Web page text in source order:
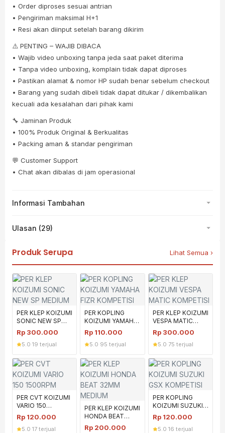
• Order diproses sesuai antrian
• Pengiriman maksimal H+1
• Resi akan diinput setelah barang dikirim
⚠️ PENTING – WAJIB DIBACA
• Wajib video unboxing tanpa jeda saat paket diterima
• Tanpa video unboxing, komplain tidak dapat diproses
• Pastikan alamat & nomor HP sudah benar sebelum checkout
• Barang yang sudah dibeli tidak dapat ditukar / dikembalikan
kecuali ada kesalahan dari pihak kami
🔧 Jaminan Produk
• 100% Produk Original & Berkualitas
• Packing aman & standar pengiriman
💬 Customer Support
• Chat akan dibalas di jam operasional
Informasi Tambahan
Ulasan (29)
Produk Serupa Lihat Semua ›
PER KLEP KOIZUMI
SONIC NEW SP
MEDIUM
Rp 300.000
5.0 19 terjual
PER KOPLING
KOIZUMI YAMAHA
FIZR KOMPETISI
Rp 110.000
5.0 95 terjual
PER KLEP KOIZUMI
VESPA MATIC
KOMPETISI
Rp 300.000
5.0 75 terjual
PER CVT KOIZUMI
VARIO 150
1500RPM
Rp 120.000
5.0 17 terjual
PER KLEP KOIZUMI
HONDA BEAT
32MM MEDIUM
Rp 200.000
PER KOPLING
KOIZUMI SUZUKI
GSX KOMPETISI
Rp 120.000
5.0 16 terjual